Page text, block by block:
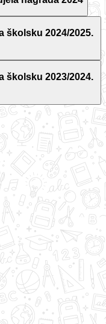
školsku 2024/2025.
školsku 2023/2024.